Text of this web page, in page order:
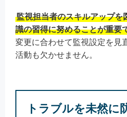
監視担当者のスキルアップを
識の習得に努めることが重要
変更に合わせて監視設定を見
活動も欠かせません。
トラブルを未然に